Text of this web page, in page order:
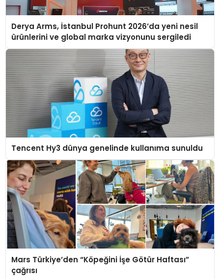
Derya Arms, İstanbul Prohunt 2026’da yeni nesil
ürünlerini ve global marka vizyonunu sergiledi
Tencent Hy3 dünya genelinde kullanıma sunuldu
Mars Türkiye’den “Köpeğini İşe Götür Haftası”
çağrısı